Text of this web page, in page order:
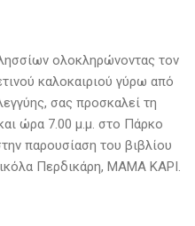
ολοκληρώνοντας τον
καλοκαιριού γύρω από
σας προσκαλεί τη
ώρα 7.00 μ.μ. στο Πάρκο
παρουσίαση του βιβλίου
Περδικάρη, ΜΑΜΑ ΚΑΡΙ.